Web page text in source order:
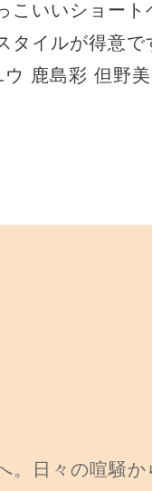
こいいショー
タイルが得意で
鹿島彩 但野
。日々の喧騒